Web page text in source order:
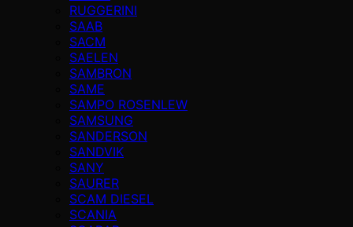
RUGGERINI
SAAB
SACM
SAELEN
SAMBRON
SAME
SAMPO ROSENLEW
SAMSUNG
SANDERSON
SANDVIK
SANY
SAURER
SCAM DIESEL
SCANIA